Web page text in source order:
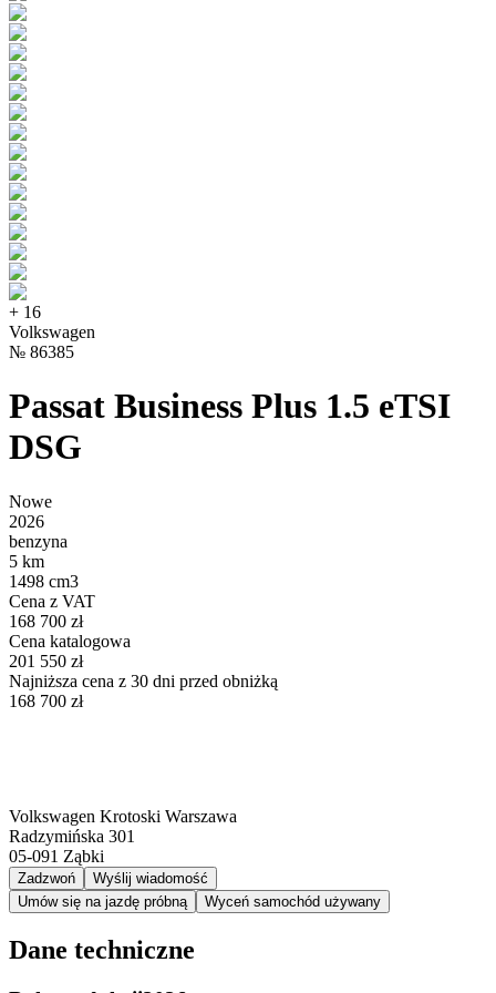
+ 16
Volkswagen
№ 86385
Passat Business Plus 1.5 eTSI
DSG
Nowe
2026
benzyna
5 km
1498 cm3
Cena z VAT
168 700 zł
Cena katalogowa
201 550 zł
Najniższa cena z 30 dni przed obniżką
168 700 zł
Volkswagen Krotoski Warszawa
Radzymińska 301
05-091 Ząbki
Zadzwoń
Wyślij wiadomość
Umów się na jazdę próbną
Wyceń samochód używany
Dane techniczne